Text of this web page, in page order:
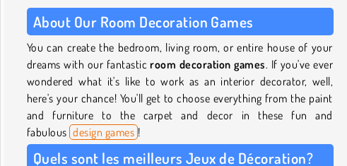
About Our Room Decoration Games
You can create the bedroom, living room, or entire house of your
dreams with our fantasticroom decoration games. If you've ever
wondered what it's like to work as an interior decorator, well,
here's your chance! You'll get to choose everything from the paint
and furniture to the carpet and decor in these fun and
fabulous design games !
Quels sont les meilleurs Jeux de Décoration?